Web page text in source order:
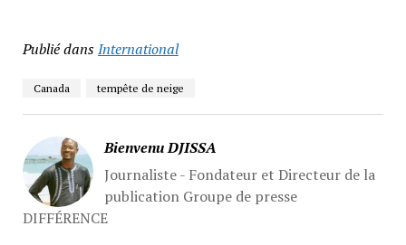
Publié dansInternational
Canada tempête de neige
Bienvenu DJISSA
Journaliste - Fondateur et Directeur de la
publication Groupe de presse
DIFFÉRENCE